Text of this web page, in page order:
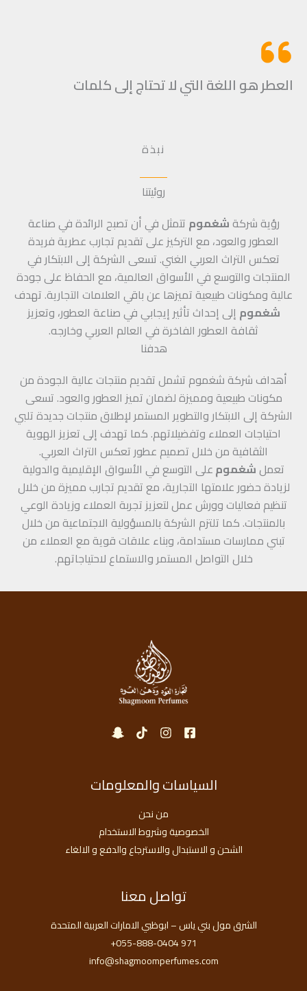
العطر هو اللغة التي لا تحتاج إلى كلمات
نبذة
روئيتنا
رؤية شركة شغموم تتمثل في أن تصبح الرائدة في صناعة
العطور والعود، مع التركيز على تقديم تجارب عطرية فريدة
تعكس التراث العربي الغني. تسعى الشركة إلى الابتكار في
المنتجات والتوسع في الأسواق العالمية، مع الحفاظ على جودة
عالية ومكونات طبيعية تميزها عن باقي العلامات التجارية. تهدف
شغموم إلى إحداث تأثير إيجابي في صناعة العطور، وتعزيز
ثقافة العطور الفاخرة في العالم العربي وخارجه.
هدفنا
أهداف شركة شغموم تشمل تقديم منتجات عالية الجودة من
مكونات طبيعية ومميزة لضمان تميز العطور والعود. تسعى
الشركة إلى الابتكار والتطوير المستمر لإطلاق منتجات جديدة تلبي
احتياجات العملاء وتفضيلاتهم. كما تهدف إلى تعزيز الهوية
الثقافية من خلال تصميم عطور تعكس التراث العربي.
تعمل شغمومعلى التوسع في الأسواق الإقليمية والدولية
لزيادة حضور علامتها التجارية، مع تقديم تجارب مميزة من خلال
تنظيم فعاليات وورش عمل لتعزيز تجربة العملاء وزيادة الوعي
بالمنتجات. كما تلتزم الشركة بالمسؤولية الاجتماعية من خلال
تبني ممارسات مستدامة، وبناء علاقات قوية مع العملاء من
خلال التواصل المستمر والاستماع لاحتياجاتهم.
السياسات والمعلومات
من نحن
الخصوصية وشروط الاستخدام
الشحن و الاستبدال والاسترجاع والدفع و الالغاء
تواصل معنا
الشرق مول بني ياس – ابوظبي الامارات العربية المتحدة
971 055-888-0404+
info@shagmoomperfumes.com